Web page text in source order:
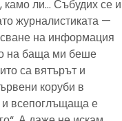
камо ли… Събудих се и
журналистиката —
на информация
на баща ми беше
са вятърът и
коруби в
и всепоглъщаща е